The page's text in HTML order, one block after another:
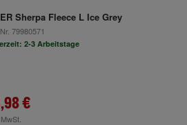
Sherpa Fleece L Ice Grey
79980571
2-3 Arbeitstage
€